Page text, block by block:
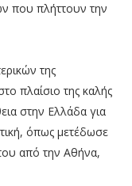
που πλήττουν την
της
πλαίσιο της καλής
στην Ελλάδα για
όπως μετέδωσε
από την Αθήνα,